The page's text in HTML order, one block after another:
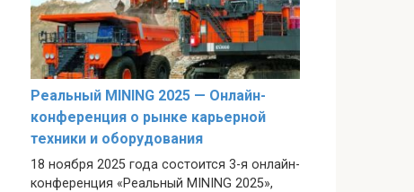
Реальный MINING 2025 — Онлайн-
конференция о рынке карьерной
техники и оборудования
18 ноября 2025 года состоится 3-я онлайн-
конференция «Реальный MINING 2025»,